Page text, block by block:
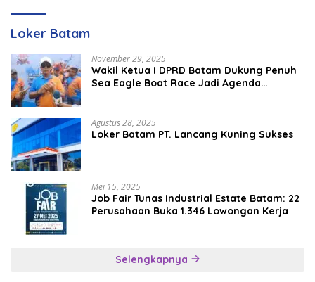
Loker Batam
November 29, 2025
Wakil Ketua I DPRD Batam Dukung Penuh
Sea Eagle Boat Race Jadi Agenda
Agustus 28, 2025
Loker Batam PT. Lancang Kuning Sukses
Mei 15, 2025
Job Fair Tunas Industrial Estate Batam: 22
Perusahaan Buka 1.346 Lowongan Kerja
Selengkapnya